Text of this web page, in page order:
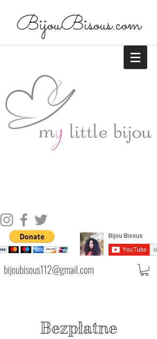
BijouBisous.com
bijoubisous112@gmail.com
Bezpłatne